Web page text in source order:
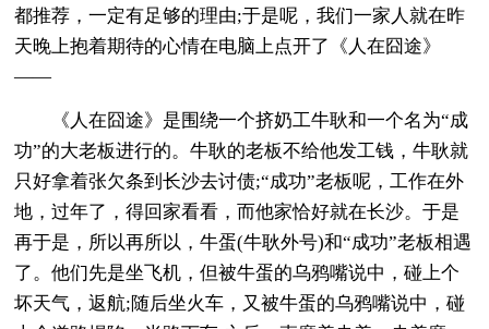
都推荐，一定有足够的理由;于是呢，我们一家人就在昨
天晚上抱着期待的心情在电脑上点开了《人在囧途》
——
《人在囧途》是围绕一个挤奶工牛耿和一个名为“成
功”的大老板进行的。牛耿的老板不给他发工钱，牛耿就
只好拿着张欠条到长沙去讨债;“成功”老板呢，工作在外
地，过年了，得回家看看，而他家恰好就在长沙。于是
再于是，所以再所以，牛蛋(牛耿外号)和“成功”老板相遇
了。他们先是坐飞机，但被牛蛋的乌鸦嘴说中，碰上个
坏天气，返航;随后坐火车，又被牛蛋的乌鸦嘴说中，碰